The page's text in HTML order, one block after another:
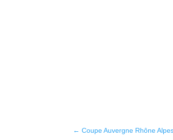
←Coupe Auvergne Rhône